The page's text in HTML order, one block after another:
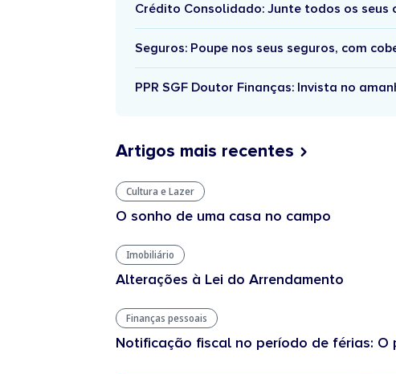
Crédito Consolidado: Junte todos os seus
Seguros: Poupe nos seus seguros, com
PPR SGF Doutor Finanças: Invista no
Artigos mais recentes
Cultura e Lazer
O sonho de uma casa no campo
Imobiliário
Alterações à Lei do Arrendamento
Finanças pessoais
Notificação fiscal no período de férias: O